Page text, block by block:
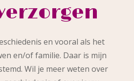
en vooral als het
en/of familie. Daar is mijn
Wil je meer weten over